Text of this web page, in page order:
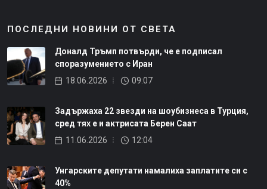
ПОСЛЕДНИ НОВИНИ ОТ СВЕТА
Доналд Тръмп потвърди, че е подписал
споразумението с Иран
18.06.2026
09:07
Задържаха 22 звезди на шоубизнеса в Турция,
сред тях е и актрисата Берен Саат
11.06.2026
12:04
Унгарските депутати намалиха заплатите си с
40%